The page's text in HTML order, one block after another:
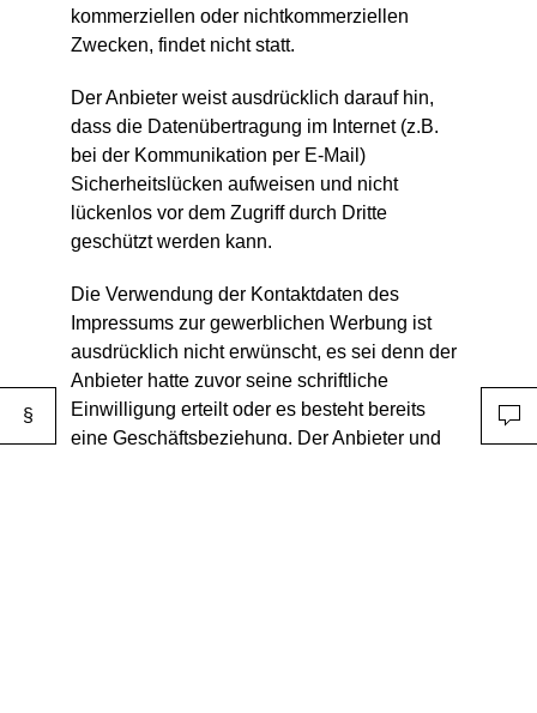
§
kommerziellen oder nichtkommerziellen
Zwecken, findet nicht statt.
Der Anbieter weist ausdrücklich darauf hin,
dass die Datenübertragung im Internet (z.B.
bei der Kommunikation per E-Mail)
Sicherheitslücken aufweisen und nicht
lückenlos vor dem Zugriff durch Dritte
geschützt werden kann.
Die Verwendung der Kontaktdaten des
Impressums zur gewerblichen Werbung ist
ausdrücklich nicht erwünscht, es sei denn der
Anbieter hatte zuvor seine schriftliche
Einwilligung erteilt oder es besteht bereits
eine Geschäftsbeziehung. Der Anbieter und